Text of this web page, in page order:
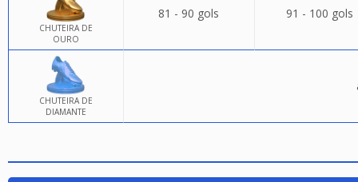
CHUTEIRA DE
OURO
81 - 90 gols 91 - 100 gols
CHUTEIRA DE
DIAMANTE